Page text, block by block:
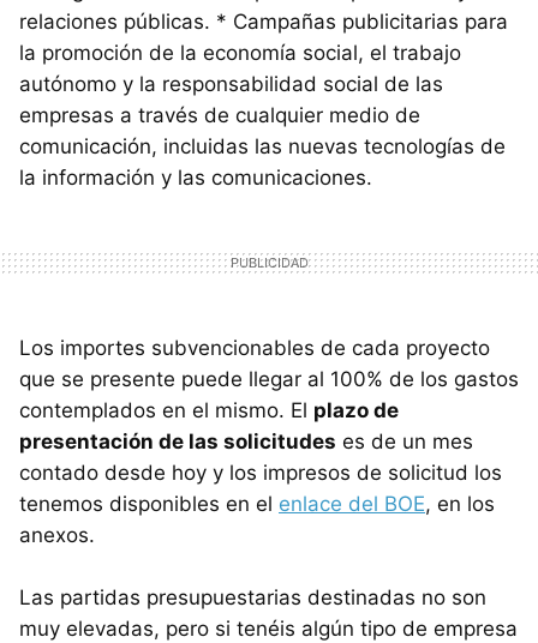
relaciones públicas. * Campañas publicitarias para
la promoción de la economía social, el trabajo
autónomo y la responsabilidad social de las
empresas a través de cualquier medio de
comunicación, incluidas las nuevas tecnologías de
la información y las comunicaciones.
Los importes subvencionables de cada proyecto
que se presente puede llegar al 100% de los gastos
contemplados en el mismo. El plazo de
presentación de las solicitudes es de un mes
contado desde hoy y los impresos de solicitud los
tenemos disponibles en el enlace del BOE, en los
anexos.
Las partidas presupuestarias destinadas no son
muy elevadas, pero si tenéis algún tipo de empresa